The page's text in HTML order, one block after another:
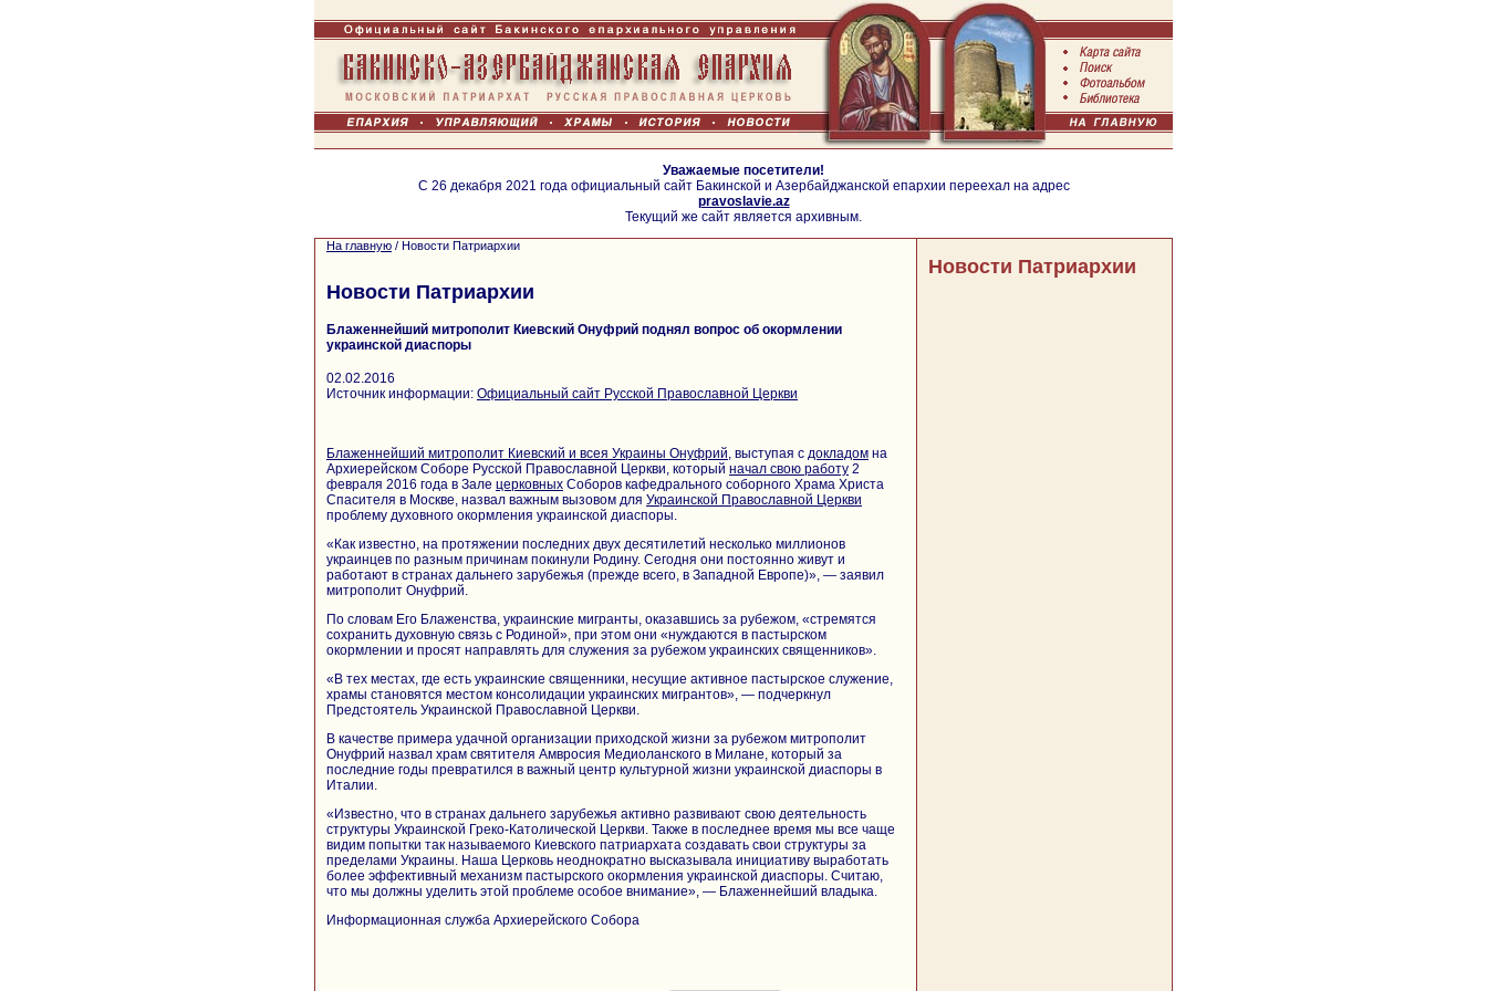
Уважаемые посетители!
С 26 декабря 2021 года официальный сайт Бакинской и Азербайджанской епархии переехал на адрес
pravoslavie.az
Текущий же сайт является архивным.
На главную / Новости Патриархии
Новости Патриархии
Блаженнейший митрополит Киевский Онуфрий поднял вопрос об окормлении
украинской диаспоры
02.02.2016
Источник информации: Официальный сайт Русской Православной Церкви
Блаженнейший митрополит Киевский и всея Украины Онуфрий, выступая с докладом на
Архиерейском Соборе Русской Православной Церкви, который начал свою работу 2
февраля 2016 года в Зале церковных Соборов кафедрального соборного Храма Христа
Спасителя в Москве, назвал важным вызовом для Украинской Православной Церкви
проблему духовного окормления украинской диаспоры.
«Как известно, на протяжении последних двух десятилетий несколько миллионов
украинцев по разным причинам покинули Родину. Сегодня они постоянно живут и
работают в странах дальнего зарубежья (прежде всего, в Западной Европе)», — заявил
митрополит Онуфрий.
По словам Его Блаженства, украинские мигранты, оказавшись за рубежом, «стремятся
сохранить духовную связь с Родиной», при этом они «нуждаются в пастырском
окормлении и просят направлять для служения за рубежом украинских священников».
«В тех местах, где есть украинские священники, несущие активное пастырское служение,
храмы становятся местом консолидации украинских мигрантов», — подчеркнул
Предстоятель Украинской Православной Церкви.
В качестве примера удачной организации приходской жизни за рубежом митрополит
Онуфрий назвал храм святителя Амвросия Медиоланского в Милане, который за
последние годы превратился в важный центр культурной жизни украинской диаспоры в
Италии.
«Известно, что в странах дальнего зарубежья активно развивают свою деятельность
структуры Украинской Греко-Католической Церкви. Также в последнее время мы все чаще
видим попытки так называемого Киевского патриархата создавать свои структуры за
пределами Украины. Наша Церковь неоднократно высказывала инициативу выработать
более эффективный механизм пастырского окормления украинской диаспоры. Считаю,
что мы должны уделить этой проблеме особое внимание», — Блаженнейший владыка.
Информационная служба Архиерейского Собора
Новости Патриархии